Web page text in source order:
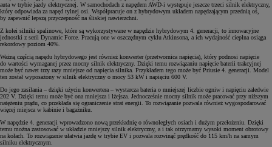
auta w trybie jazdy elektrycznej. W samochodach z napędem AWD-i występuje jeszcze trzeci silnik elektryczny,
który odpowiada za napęd tylnej osi. Współpracuje on z hybrydowym układem napędzającym przednią oś,
by zapewnić lepszą przyczepność na śliskiej nawierzchni.
Z kolei silniki spalinowe, które są wykorzystywane w napędzie hybrydowym 4. generacji, to innowacyjne
jednostki z serii Dynamic Force. Pracują one w oszczędnym cyklu Atkinsona, a ich wydajność cieplna osiąga
rekordowy poziom 40%.
Ważną częścią napędu hybrydowego jest również konwerter (przetwornica napięcia), który podnosi napięcie
do wartości wymaganej przez mocny silnik elektryczny. Dzięki temu rozwiązaniu napięcie baterii trakcyjnej
może być nawet trzy razy mniejsze od napięcia silnika. Przykładem tego może być Priusie 4. generacji. Model
ten został wyposażony w silnik elektryczny o mocy 53 kW i napięciu 600 V.
Do jego zasilania – dzięki użyciu konwertera – wystarcza bateria o mniejszej liczbie ogniw i napięciu zaledwie
202 V. Dzięki temu może być ona mniejsza i lżejsza. Jednocześnie mocny silnik może pracować przy niższym
natężeniu prądu, co przekłada się ograniczenie strat energii. To rozwiązanie pozwala również wygospodarować
więcej miejsca w kabinie i bagażniku.
W napędzie 4. generacji wprowadzono nową przekładnię o równoległych osiach i dużym przełożeniu. Dzięki
temu można zastosować w układzie mniejszy silnik elektryczny, a i tak otrzymamy wysoki moment obrotowy
na kołach. To rozwiązanie ułatwia jazdę w trybie EV i pozwala rozwinąć prędkość do 115 km/h na samym
silniku elektrycznym.